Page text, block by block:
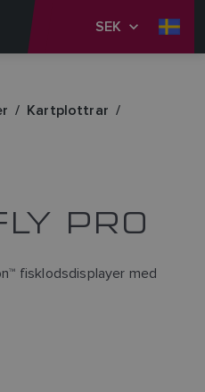
SEK
Kartplottrar
PRO
fisklodsdisplayer med